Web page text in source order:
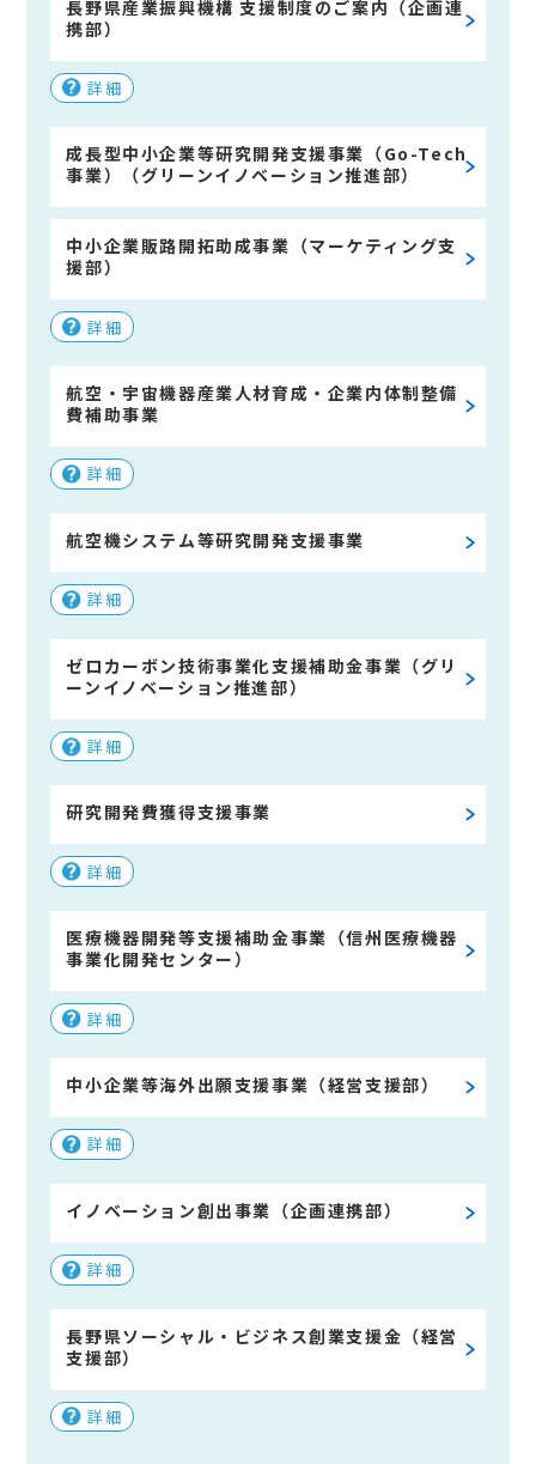
長野県産業振興機構 支援制度のご案内（企画連
携部）
詳細
成長型中小企業等研究開発支援事業（Go-Tech
事業）（グリーンイノベーション推進部）
中小企業販路開拓助成事業（マーケティング支
援部）
詳細
航空・宇宙機器産業人材育成・企業内体制整備
費補助事業
詳細
航空機システム等研究開発支援事業
詳細
ゼロカーボン技術事業化支援補助金事業（グリ
ーンイノベーション推進部）
詳細
研究開発費獲得支援事業
詳細
医療機器開発等支援補助金事業（信州医療機器
事業化開発センター）
詳細
中小企業等海外出願支援事業（経営支援部）
詳細
イノベーション創出事業（企画連携部）
詳細
長野県ソーシャル・ビジネス創業支援金（経営
支援部）
詳細